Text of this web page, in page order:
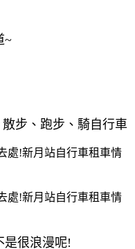
~
步、跑步、騎自行車
是很浪漫呢!